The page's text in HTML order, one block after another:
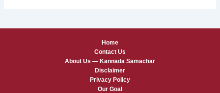
Home
Contact Us
About Us — Kannada Samachar
Disclaimer
Privacy Policy
Our Goal